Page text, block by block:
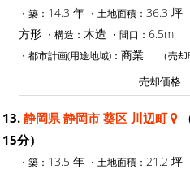
・築： 14.3 年 ・土地面積： 36.3 坪
方形 ・構造： 木造 ・間口： 6.5m
・都市計画(用途地域)： 商業 （売
売却価格
13. 静岡県 静岡市 葵区 川辺町
15分）
・築： 13.5 年 ・土地面積： 21.2 坪